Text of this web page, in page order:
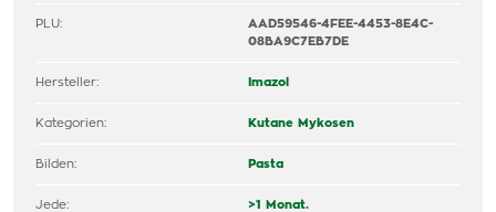
PLU:
AAD59546-4FEE-4453-8E4C-
08BA9C7EB7DE
Hersteller: Imazol
Kategorien: Kutane Mykosen
Bilden: Pasta
Jede: >1 Monat.